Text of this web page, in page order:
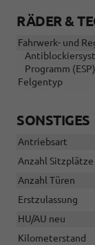
RÄDER &
Fahrwerk- und
Programm
Felgentyp
SONSTIGES
Antriebsart
Anzahl Sitzplätze
Anzahl Türen
Erstzulassung
HU/AU neu
Kilometerstand